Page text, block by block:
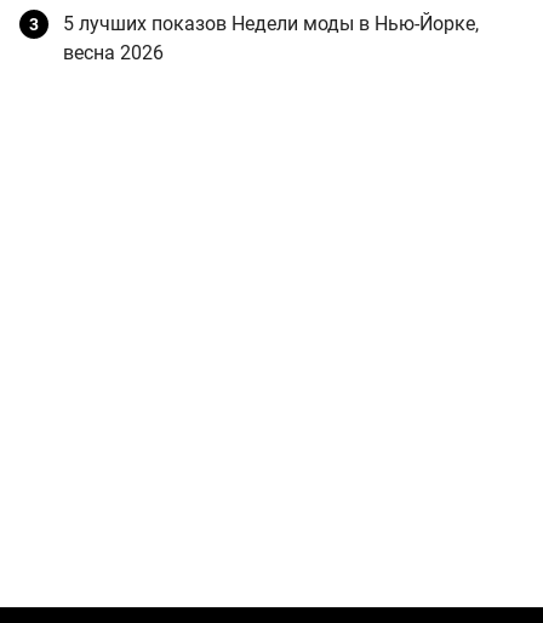
5 лучших показов Недели моды в Нью-Йорке,
весна 2026